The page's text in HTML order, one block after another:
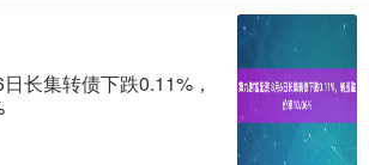
长集转债下跌0.11%，